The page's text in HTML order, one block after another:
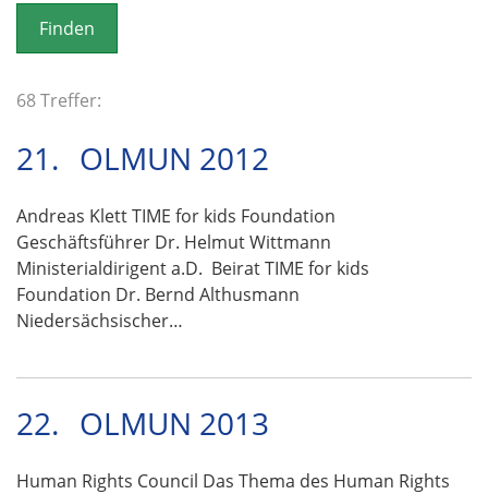
o
n
68 Treffer:
21. OLMUN 2012
Andreas Klett TIME for kids Foundation
Geschäftsführer Dr. Helmut Wittmann
Ministerialdirigent a.D. Beirat TIME for kids
Foundation Dr. Bernd Althusmann
Niedersächsischer…
22. OLMUN 2013
Human Rights Council Das Thema des Human Rights